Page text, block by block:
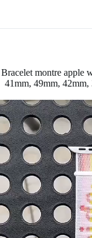
Bracelet montre apple
41mm, 49mm, 42mm,